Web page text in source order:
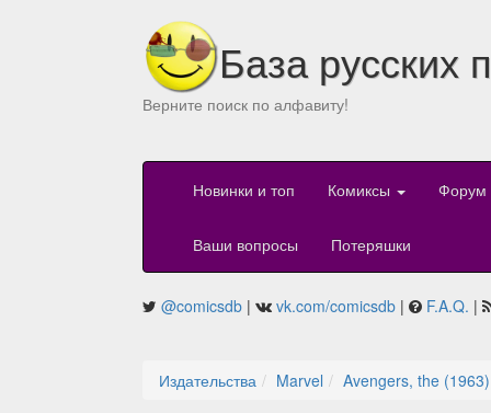
База русских
Верните поиск по алфавиту!
Новинки и топ Комиксы Форум
Ваши вопросы Потеряшки
@comicsdb | vk.com/comicsdb | F.A.Q. |
Издательства Marvel Avengers, the (1963)